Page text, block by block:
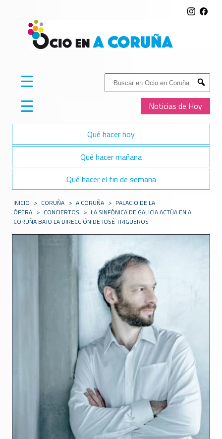
Buscar:
Submit
Noticias de Hoy
☰
☰
Qué hacer hoy
Qué hacer mañana
Qué hacer el fin de semana
INICIO > CORUÑA > A CORUÑA > PALACIO DE LA
ÓPERA > CONCIERTOS > LA SINFÓNICA DE GALICIA ACTÚA EN A
CORUÑA BAJO LA DIRECCIÓN DE JOSÉ TRIGUEROS